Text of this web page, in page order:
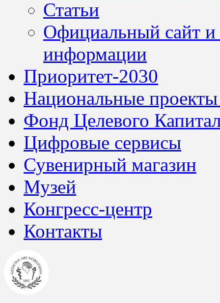
Статьи
Официальный сайт
информации
Приоритет-2030
Национальные
Фонд Целевого
Цифровые сервисы
Сувенирный магазин
Музей
Конгресс-центр
Контакты